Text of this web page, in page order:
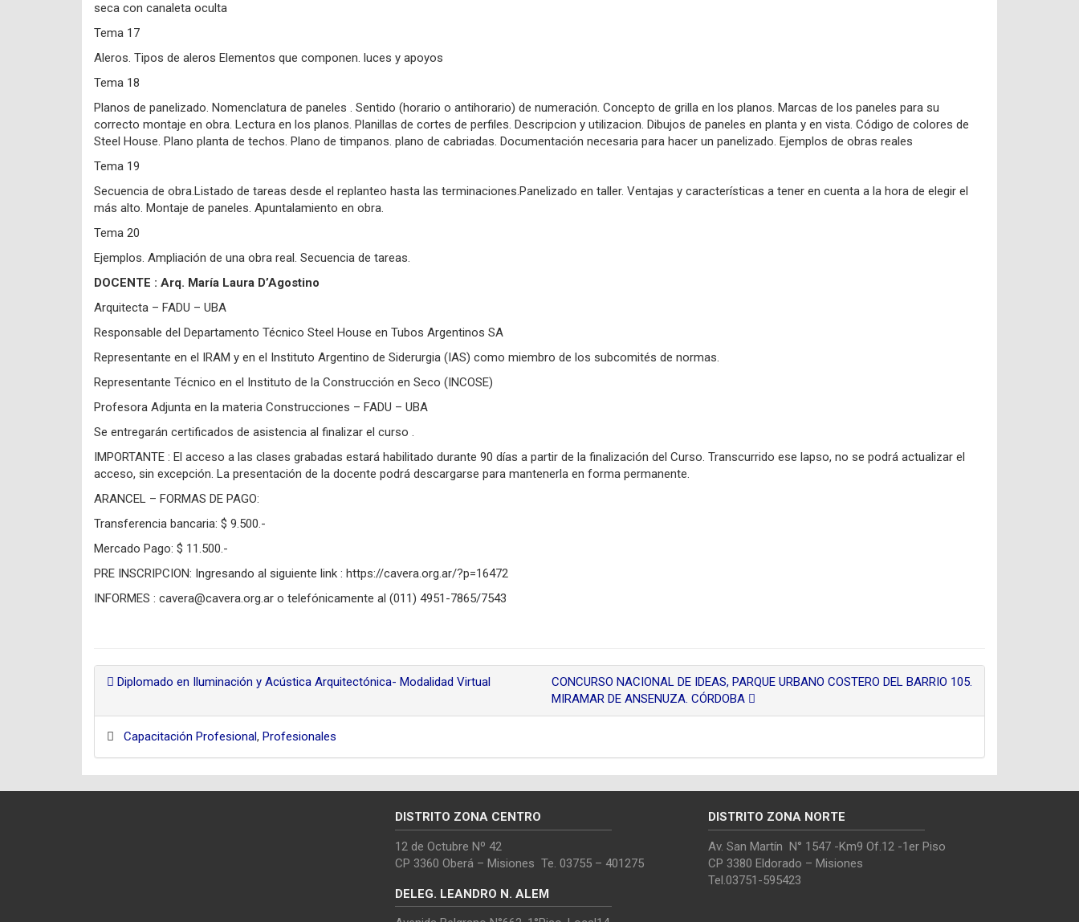
seca con canaleta oculta
Tema 17
Aleros. Tipos de aleros Elementos que componen. luces y apoyos
Tema 18
Planos de panelizado. Nomenclatura de paneles . Sentido (horario o antihorario) de numeración. Concepto de grilla en los planos. Marcas de los paneles para su
correcto montaje en obra. Lectura en los planos. Planillas de cortes de perfiles. Descripcion y utilizacion. Dibujos de paneles en planta y en vista. Código de colores de
Steel House. Plano planta de techos. Plano de timpanos. plano de cabriadas. Documentación necesaria para hacer un panelizado. Ejemplos de obras reales
Tema 19
Secuencia de obra.Listado de tareas desde el replanteo hasta las terminaciones.Panelizado en taller. Ventajas y características a tener en cuenta a la hora de elegir el
más alto. Montaje de paneles. Apuntalamiento en obra.
Tema 20
Ejemplos. Ampliación de una obra real. Secuencia de tareas.
DOCENTE : Arq. María Laura D’Agostino
Arquitecta – FADU – UBA
Responsable del Departamento Técnico Steel House en Tubos Argentinos SA
Representante en el IRAM y en el Instituto Argentino de Siderurgia (IAS) como miembro de los subcomités de normas.
Representante Técnico en el Instituto de la Construcción en Seco (INCOSE)
Profesora Adjunta en la materia Construcciones – FADU – UBA
Se entregarán certificados de asistencia al finalizar el curso .
IMPORTANTE : El acceso a las clases grabadas estará habilitado durante 90 días a partir de la finalización del Curso. Transcurrido ese lapso, no se podrá actualizar el
acceso, sin excepción. La presentación de la docente podrá descargarse para mantenerla en forma permanente.
ARANCEL – FORMAS DE PAGO:
Transferencia bancaria: $ 9.500.-
Mercado Pago: $ 11.500.-
PRE INSCRIPCION: Ingresando al siguiente link : https://cavera.org.ar/?p=16472
INFORMES : cavera@cavera.org.ar o telefónicamente al (011) 4951-7865/7543
Diplomado en Iluminación y Acústica Arquitectónica- Modalidad Virtual
CONCURSO NACIONAL DE IDEAS, PARQUE URBANO COSTERO DEL BARRIO 105.
MIRAMAR DE ANSENUZA. CÓRDOBA
Capacitación Profesional, Profesionales
DISTRITO ZONA CENTRO
12 de Octubre Nº 42
CP 3360 Oberá – Misiones Te. 03755 – 401275
DELEG. LEANDRO N. ALEM
DISTRITO ZONA NORTE
Av. San Martín N° 1547 -Km9 Of.12 -1er Piso
CP 3380 Eldorado – Misiones
Tel.03751-595423